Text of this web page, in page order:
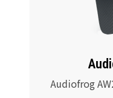
Audiofrog